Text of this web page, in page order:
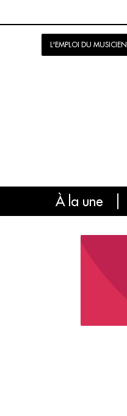
L'EMPLOI DU MUSICIEN
À la une